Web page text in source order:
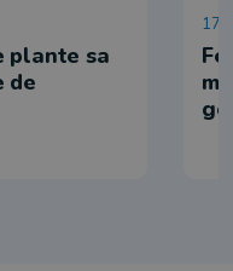
plante sa
de
17